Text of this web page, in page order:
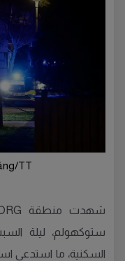
TT
ستوكهولم، ليلة
السكنية، ما استدعى